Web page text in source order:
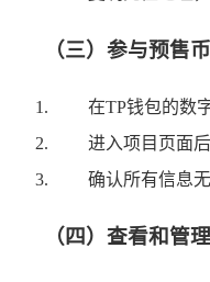
（三）参与预售币
在TP钱包的数
进入项目页面
确认所有信息
（四）查看和管